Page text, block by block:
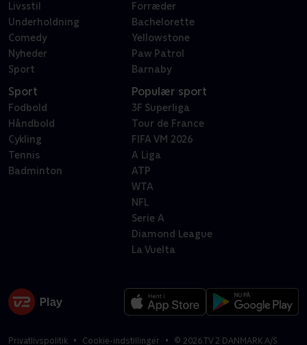
Livsstil
Underholdning
Comedy
Nyheder
Sport
Forræder
Bachelorette
Yellowstone
Paw Patrol
Barnaby
Sport
Fodbold
Håndbold
Cykling
Tennis
Badminton
Populær sport
3F Superliga
Tour de France
FIFA VM 2026
A Liga
ATP
WTA
NFL
Serie A
Diamond League
La Vuelta
Privatlivspolitik Cookie-indstillinger © 2026TV 2 DANMARK A/S